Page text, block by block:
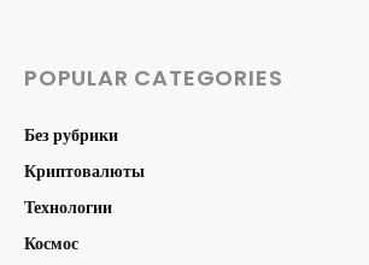
POPULAR CATEGORIES
Без рубрики
Криптовалюты
Технологии
Космос